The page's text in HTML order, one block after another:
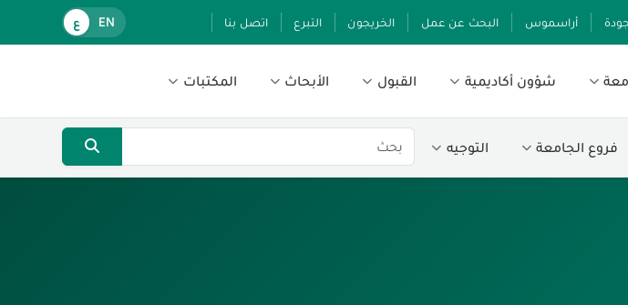
أراسموس البحث عن عمل الخريجون التبرع اتصل بنا EN ع
شؤون أكاديمية القبول الأبحاث المكتبات
فروع الجامعة التوجيه